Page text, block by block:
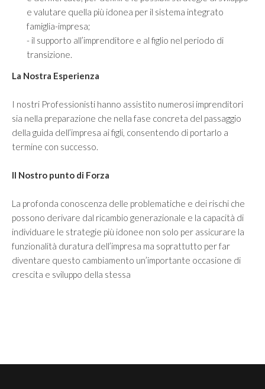
e valutare quella più idonea per il sistema integrato
famiglia-impresa;
- il supporto all’imprenditore e al figlio nel periodo di
transizione.
La Nostra Esperienza
I nostri Professionisti hanno assistito numerosi imprenditori
sia nella preparazione che nella fase concreta del passaggio
della guida dell’impresa ai figli, consentendo di portarlo a
termine con successo.
Il Nostro punto di Forza
La profonda conoscenza delle problematiche e dei rischi che
possono derivare dal ricambio generazionale e la capacità di
individuare le strategie più idonee non solo per assicurare la
funzionalità duratura dell’impresa ma soprattutto per far
diventare questo cambiamento un’importante occasione di
crescita e sviluppo della stessa